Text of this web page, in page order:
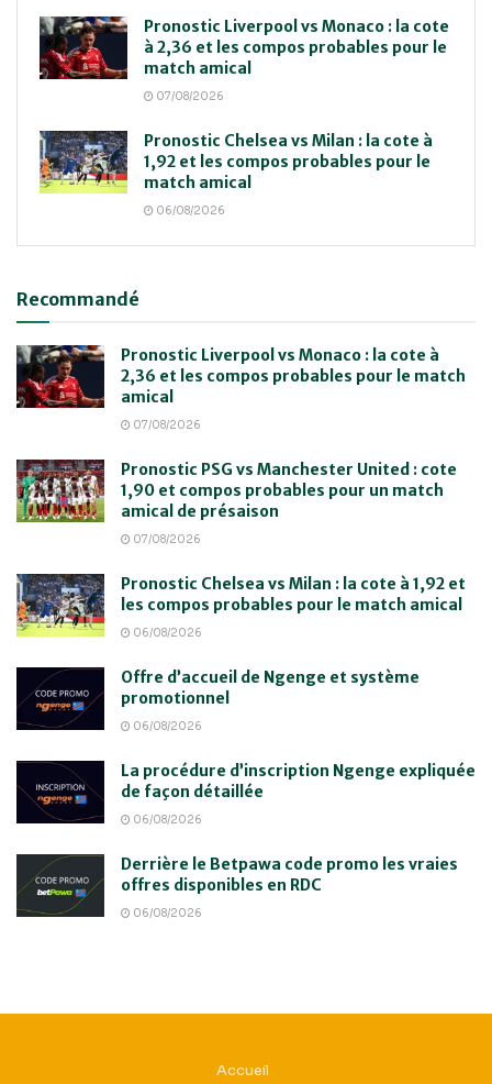
Pronostic Liverpool vs Monaco : la cote
à 2,36 et les compos probables pour le
match amical
07/08/2026
Pronostic Chelsea vs Milan : la cote à
1,92 et les compos probables pour le
match amical
06/08/2026
Recommandé
Pronostic Liverpool vs Monaco : la cote à
2,36 et les compos probables pour le match
amical
07/08/2026
Pronostic PSG vs Manchester United : cote
1,90 et compos probables pour un match
amical de présaison
07/08/2026
Pronostic Chelsea vs Milan : la cote à 1,92 et
les compos probables pour le match amical
06/08/2026
Offre d’accueil de Ngenge et système
promotionnel
06/08/2026
La procédure d’inscription Ngenge expliquée
de façon détaillée
06/08/2026
Derrière le Betpawa code promo les vraies
offres disponibles en RDC
06/08/2026
Accueil